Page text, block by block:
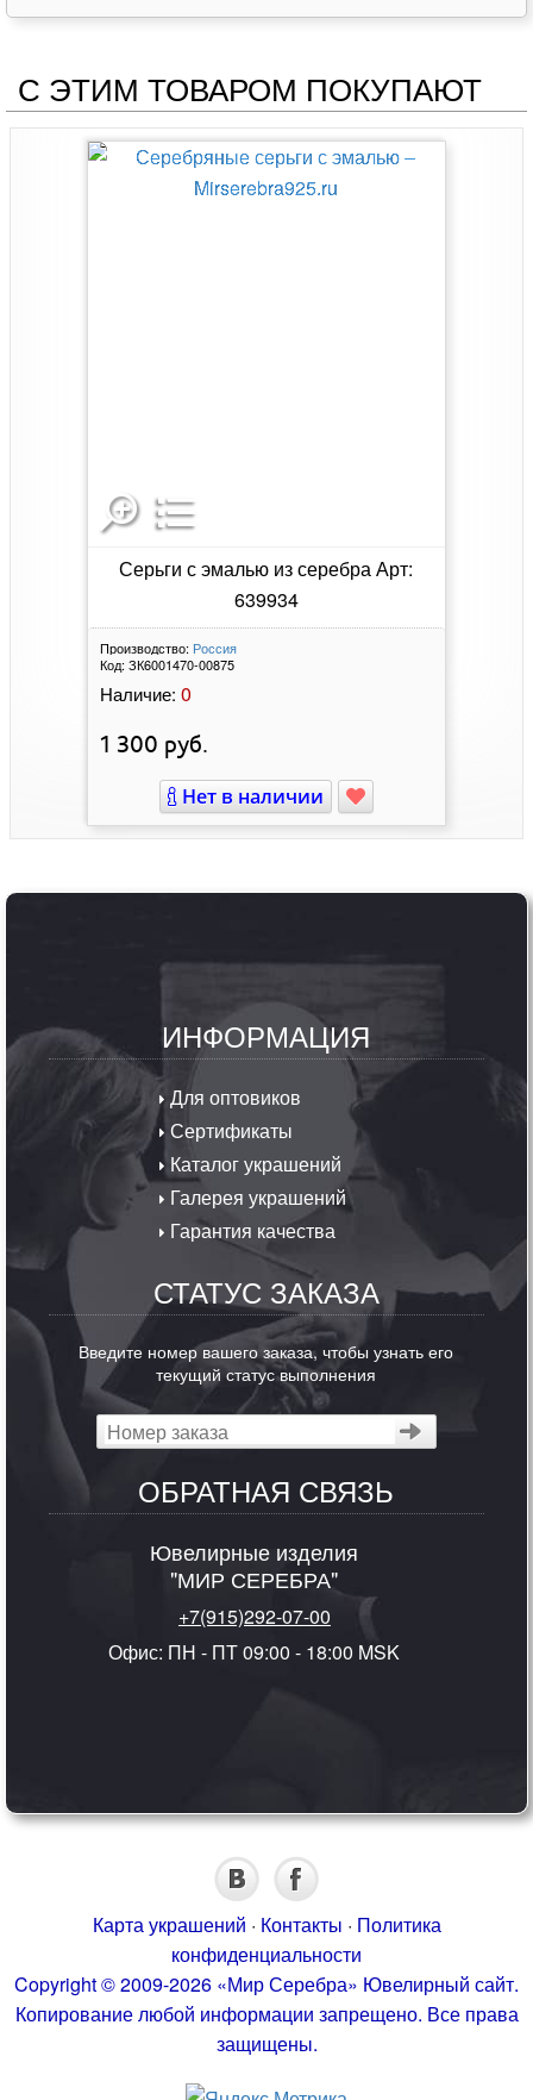
С ЭТИМ ТОВАРОМ ПОКУПАЮТ
Серьги с эмалью из серебра Арт:
639934
Производство: Россия
Код: ЗК6001470-00875
Наличие: 0
1 300 руб.
Нет в наличии
ИНФОРМАЦИЯ
Для оптовиков
Сертификаты
Каталог украшений
Галерея украшений
Гарантия качества
СТАТУС ЗАКАЗА
Введите номер вашего заказа, чтобы узнать его
текущий статус выполнения
ОБРАТНАЯ СВЯЗЬ
Ювелирные изделия
"МИР СЕРЕБРА"
+7(915)292-07-00
Офис: ПН - ПТ 09:00 - 18:00 MSK
Карта украшений · Контакты · Политика
конфиденциальности
Copyright © 2009-2026 «Мир Серебра» Ювелирный сайт.
Копирование любой информации запрещено. Все права
защищены.